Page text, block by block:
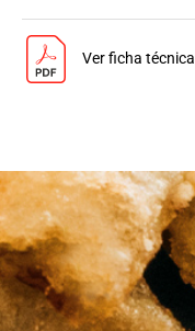
Ver ficha técnica